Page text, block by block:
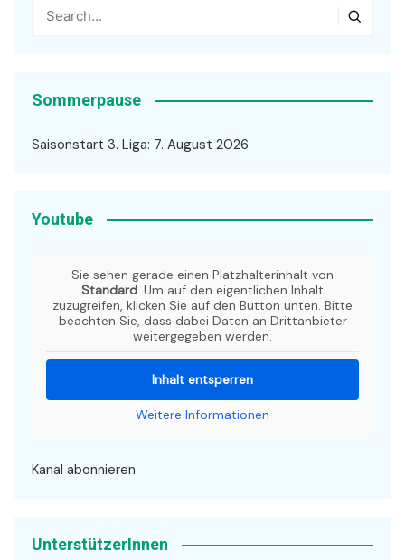
Sommerpause
Saisonstart 3. Liga: 7. August 2026
Youtube
Sie sehen gerade einen Platzhalterinhalt von
Standard. Um auf den eigentlichen Inhalt
zuzugreifen, klicken Sie auf den Button unten. Bitte
beachten Sie, dass dabei Daten an Drittanbieter
weitergegeben werden.
Inhalt entsperren
Weitere Informationen
Kanal abonnieren
UnterstützerInnen